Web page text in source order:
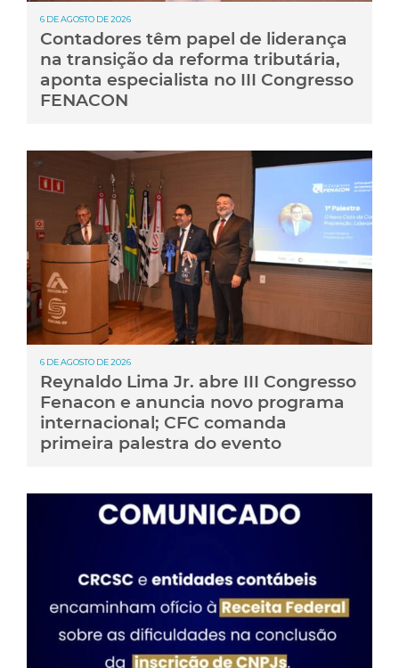
6 DE AGOSTO DE 2026
Contadores têm papel de liderança
na transição da reforma tributária,
aponta especialista no III Congresso
FENACON
6 DE AGOSTO DE 2026
Reynaldo Lima Jr. abre III Congresso
Fenacon e anuncia novo programa
internacional; CFC comanda
primeira palestra do evento